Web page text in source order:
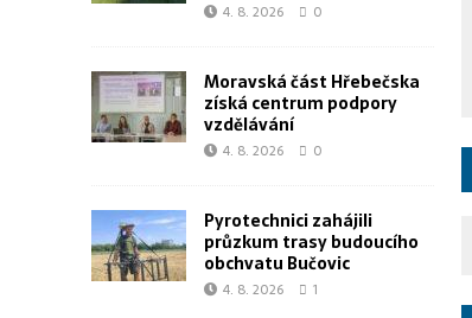
4. 8. 2026 0
Moravská část Hřebečska
získá centrum podpory
vzdělávání
4. 8. 2026 0
Pyrotechnici zahájili
průzkum trasy budoucího
obchvatu Bučovic
4. 8. 2026 1